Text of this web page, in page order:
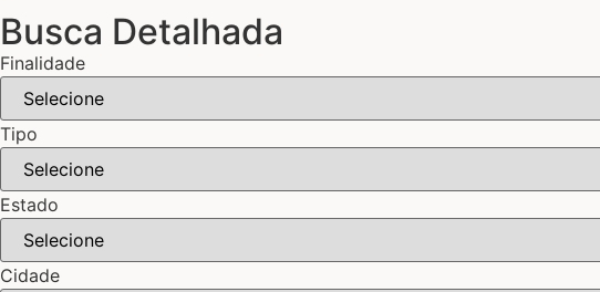
Busca Detalhada
Finalidade
Tipo
Estado
Cidade